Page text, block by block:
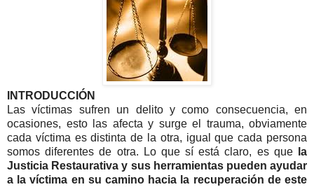
INTRODUCCIÓN
Las víctimas sufren un delito y como consecuencia, en
ocasiones, esto las afecta y surge el trauma, obviamente
cada víctima es distinta de la otra, igual que cada persona
somos diferentes de otra. Lo que sí está claro, es que
la
Justicia Restaurativa y sus herramientas pueden ayudar
a la víctima en su camino hacia la recuperación de este